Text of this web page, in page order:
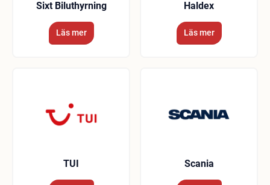
Sixt Biluthyrning
Läs mer
Haldex
Läs mer
TUI Scania